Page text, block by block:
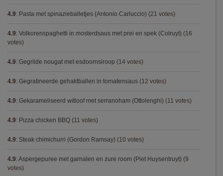
4.9: Pasta met spinazieballetjes (Antonio Carluccio) (21 votes)
4.9: Volkorenspaghetti in mosterdsaus met prei en spek (Colruyt) (16
votes)
4.9: Gegrilde nougat met esdoornsiroop (14 votes)
4.9: Gegratineerde gehaktballen in tomatensaus (12 votes)
4.9: Gekarameliseerd witloof met serranoham (Ottolenghi) (11 votes)
4.9: Pizza chicken BBQ (11 votes)
4.9: Steak chimichurri (Gordon Ramsay) (10 votes)
4.9: Aspergepuree met garnalen en zure room (Piet Huysentruyt) (9
votes)